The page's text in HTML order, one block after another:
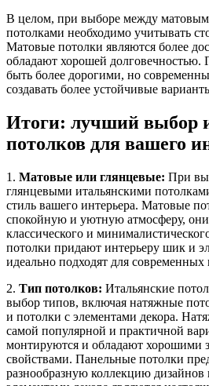
В целом, при выборе между
потолками необходимо учитывать
Матовые потолки являются более
обладают хорошей долговечностью.
быть более дорогими, но
создавать более устойчивые
Итоги: лучший выбор
потолков для вашего
1. Матовые или глянцевые: При
глянцевыми итальянскими
стиль вашего интерьера. Матовые
спокойную и уютную атмосферу, они
классического и
потолки придают интерьеру шик и
идеально подходят для современных
2. Тип потолков: Итальянские
выбор типов, включая натяжные
и потолки с элементами декора.
самой популярной и практичной
монтируются и обладают хорошими
свойствами. Панельные потолки
разнообразную коллекцию